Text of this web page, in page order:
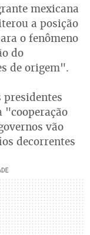
mexicana
a posição
o fenômeno
do
de origem".
presidentes
"cooperação
vão
decorrentes